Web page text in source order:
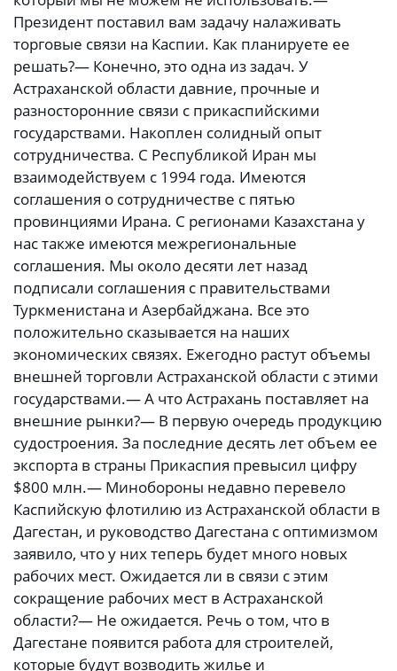
Президент поставил вам задачу налаживать
торговые связи на Каспии. Как планируете ее
решать?— Конечно, это одна из задач. У
Астраханской области давние, прочные и
разносторонние связи с прикаспийскими
государствами. Накоплен солидный опыт
сотрудничества. С Республикой Иран мы
взаимодействуем с 1994 года. Имеются
соглашения о сотрудничестве с пятью
провинциями Ирана. С регионами Казахстана у
нас также имеются межрегиональные
соглашения. Мы около десяти лет назад
подписали соглашения с правительствами
Туркменистана и Азербайджана. Все это
положительно сказывается на наших
экономических связях. Ежегодно растут объемы
внешней торговли Астраханской области с этими
государствами.— А что Астрахань поставляет на
внешние рынки?— В первую очередь продукцию
судостроения. За последние десять лет объем ее
экспорта в страны Прикаспия превысил цифру
$800 млн.— Минобороны недавно перевело
Каспийскую флотилию из Астраханской области в
Дагестан, и руководство Дагестана с оптимизмом
заявило, что у них теперь будет много новых
рабочих мест. Ожидается ли в связи с этим
сокращение рабочих мест в Астраханской
области?— Не ожидается. Речь о том, что в
Дагестане появится работа для строителей,
которые будут возводить жилье и